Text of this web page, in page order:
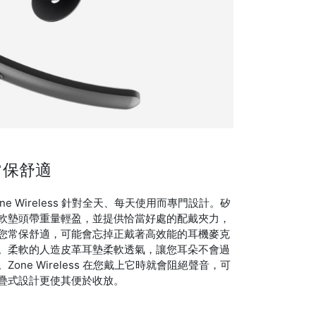
舒適
Wireless 針對全天、每天使用而專門設計。矽
墊頭帶重量輕盈，並提供恰當好處的配戴夾力，
常保舒適，可能會忘掉正戴著高效能的耳機麥克
柔軟的人造皮革耳墊柔軟透氣，讓您耳朵不會過
Zone Wireless 在您戴上它時就會阻絕聲音，可
式設計更使其便於收放。